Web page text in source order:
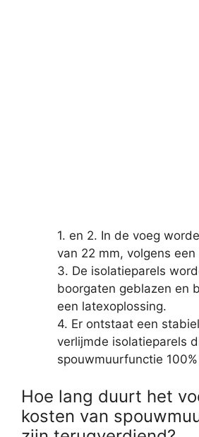
1. en 2. In de voeg
van 22 mm, volgens
3. De isolatieparels
boorgaten geblazen en
een latexoplossing.
4. Er ontstaat een
verlijmde isolatieparels
spouwmuurfunctie
Hoe lang duurt het
kosten van